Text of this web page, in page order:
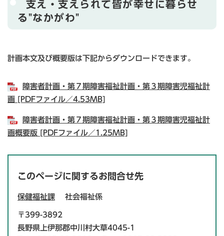
支え・支えられて皆が幸せに暮らせ
る"なかがわ"
計画本文及び概要版は下記からダウンロードできます。
障害者計画・第７期障害福祉計画・第３期障害児福祉計
画 [PDFファイル／4.53MB]
障害者計画・第７期障害福祉計画・第３期障害児福祉計
画概要版 [PDFファイル／1.25MB]
このページに関するお問合せ先
保健福祉課 社会福祉係
〒399-3892
長野県上伊那郡中川村大草4045-1